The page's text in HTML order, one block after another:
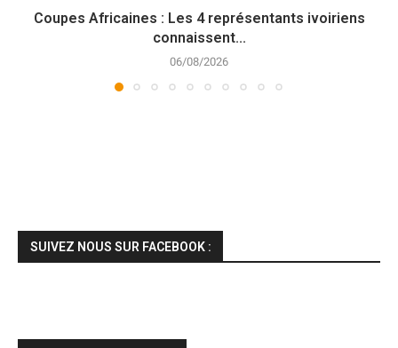
Coupes Africaines : Les 4 représentants ivoiriens
connaissent...
06/08/2026
SUIVEZ NOUS SUR FACEBOOK :